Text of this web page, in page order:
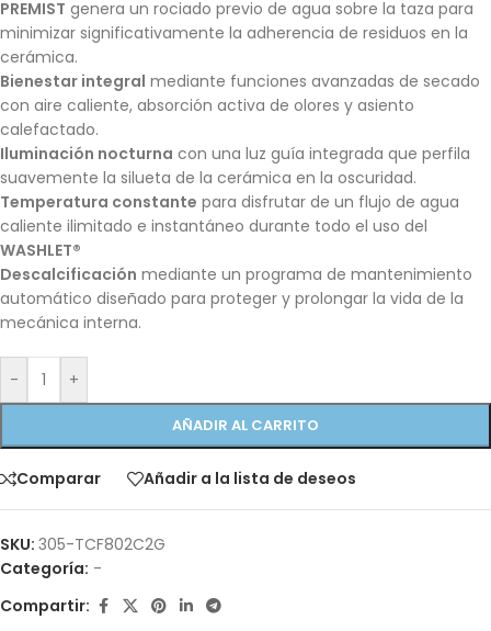
PREMIST genera un rociado previo de agua sobre la taza para
minimizar significativamente la adherencia de residuos en la
cerámica.
Bienestar integral mediante funciones avanzadas de secado
con aire caliente, absorción activa de olores y asiento
calefactado.
Iluminación nocturna con una luz guía integrada que perfila
suavemente la silueta de la cerámica en la oscuridad.
Temperatura constante para disfrutar de un flujo de agua
caliente ilimitado e instantáneo durante todo el uso del
WASHLET®
Descalcificación mediante un programa de mantenimiento
automático diseñado para proteger y prolongar la vida de la
mecánica interna.
- +
AÑADIR AL CARRITO
Comparar Añadir a la lista de deseos
SKU: 305-TCF802C2G
Categoría: -
Compartir: